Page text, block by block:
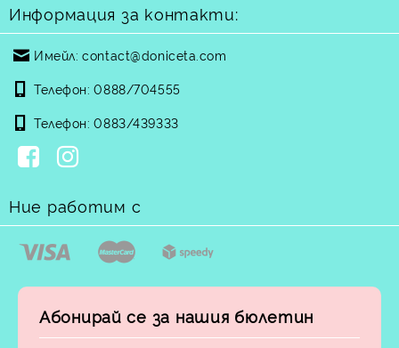
Информация за контакти:
Имейл: contact@doniceta.com
Телефон: 0888/704555
Телефон: 0883/439333
Ние работим с
Абонирай се за нашия бюлетин